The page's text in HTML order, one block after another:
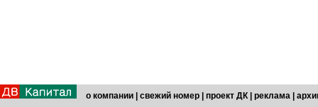
о компании свежий номер проект ДК реклама